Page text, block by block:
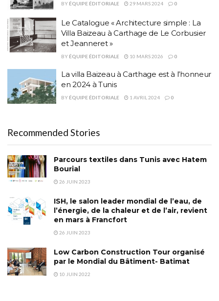
BY ÉQUIPE ÉDITORIALE 29 MARS 2024 0
Le Catalogue « Architecture simple : La
Villa Baizeau à Carthage de Le Corbusier
et Jeanneret »
BY ÉQUIPE ÉDITORIALE 10 MARS 2026 0
La villa Baizeau à Carthage est à l’honneur
en 2024 à Tunis
BY ÉQUIPE ÉDITORIALE 1 AVRIL 2024 0
Recommended Stories
Parcours textiles dans Tunis avec Hatem
Bourial
26 JUIN 2023
ISH, le salon leader mondial de l’eau, de
l’énergie, de la chaleur et de l’air, revient
en mars à Francfort
26 JUIN 2023
Low Carbon Construction Tour organisé
par le Mondial du Bâtiment- Batimat
10 JUIN 2022